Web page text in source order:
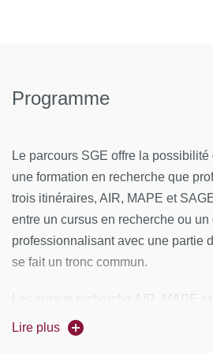
Programme
Le parcours SGE offre la
une formation en recherche que
trois itinéraires, AIR, MAPE et
entre un cursus en recherche ou un
professionnalisant avec une partie
se fait un tronc commun.
Les cursus recherche AIR, MAPE
formation par et à la recherche. Le
Lire plus